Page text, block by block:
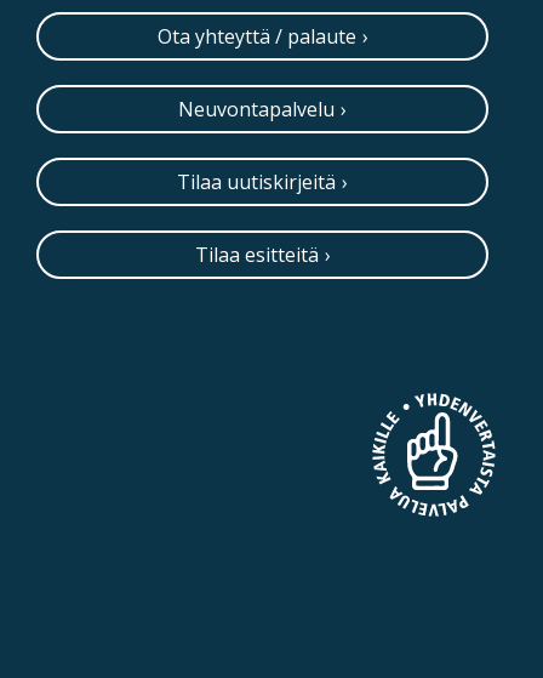
Ota yhteyttä / palaute
Neuvontapalvelu
Tilaa uutiskirjeitä
Tilaa esitteitä